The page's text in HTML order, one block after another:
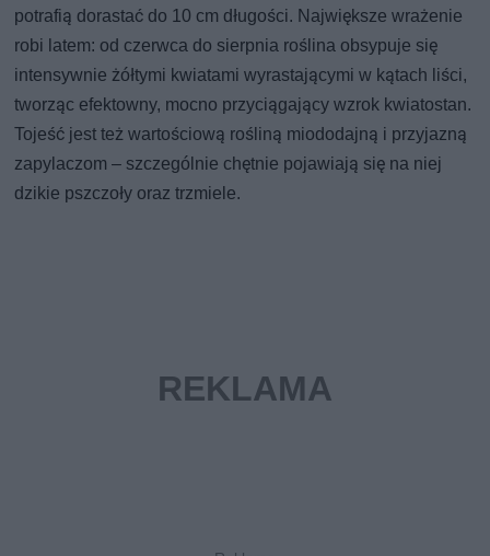
potrafią dorastać do 10 cm długości. Największe wrażenie
robi latem: od czerwca do sierpnia roślina obsypuje się
intensywnie żółtymi kwiatami wyrastającymi w kątach liści,
tworząc efektowny, mocno przyciągający wzrok kwiatostan.
Tojeść jest też wartościową rośliną miododajną i przyjazną
zapylaczom – szczególnie chętnie pojawiają się na niej
dzikie pszczoły oraz trzmiele.